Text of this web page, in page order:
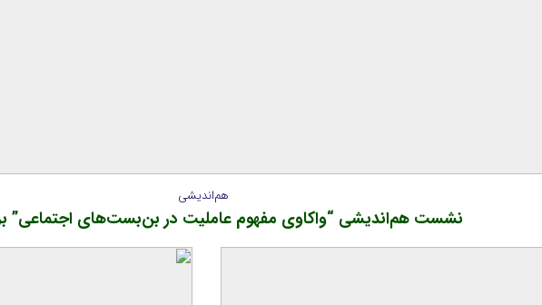
هم‌اندیشی
نشست هم‌اندیشی “واکاوی مفهوم عاملیت در بن‌بست‌های اجتماعی”